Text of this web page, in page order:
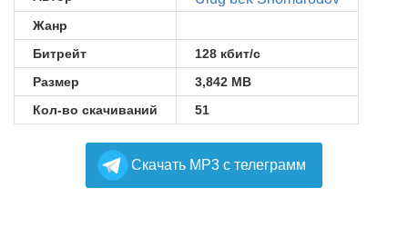
Жанр
Битрейт
128 кбит/с
Размер
3,842 MB
Кол-во скачиваний
51
Cкачать MP3 с телеграмм